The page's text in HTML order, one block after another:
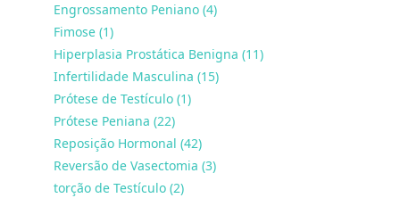
Engrossamento Peniano (4)
Fimose (1)
Hiperplasia Prostática Benigna (11)
Infertilidade Masculina (15)
Prótese de Testículo (1)
Prótese Peniana (22)
Reposição Hormonal (42)
Reversão de Vasectomia (3)
torção de Testículo (2)